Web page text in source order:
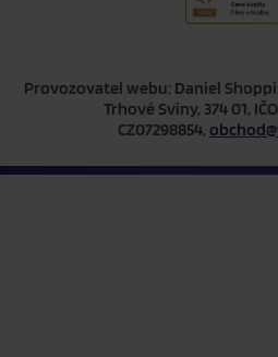
Provozovatel webu: Daniel
Trhové Sviny, 374 01,
CZ07298854,